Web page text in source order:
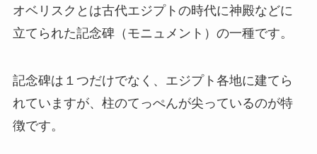
オベリスクとは古代エジプトの時代に神殿などに
立てられた記念碑（モニュメント）の一種です。
記念碑は１つだけでなく、エジプト各地に建てら
れていますが、柱のてっぺんが尖っているのが特
徴です。